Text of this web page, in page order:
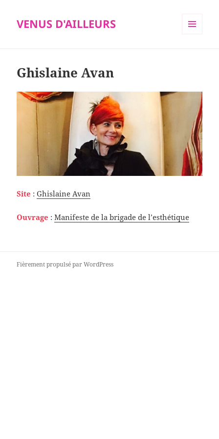
VENUS D'AILLEURS
Ghislaine Avan
Site :Ghislaine Avan
Ouvrage :Manifeste de la brigade de l’esthétique
Fièrement propulsé par WordPress